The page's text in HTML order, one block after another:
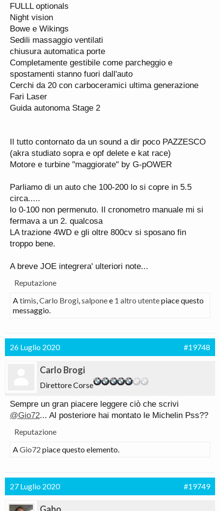
FULLL optionals
Night vision
Bowe e Wikings
Sedili massaggio ventilati
chiusura automatica porte
Completamente gestibile come parcheggio e
spostamenti stanno fuori dall'auto
Cerchi da 20 con carboceramici ultima generazione
Fari Laser
Guida autonoma Stage 2
Il tutto contornato da un sound a dir poco PAZZESCO
(akra studiato sopra e opf delete e kat race)
Motore e turbine "maggiorate" by G-pOWER
Parliamo di un auto che 100-200 lo si copre in 5.5
circa.....
lo 0-100 non permenuto. Il cronometro manuale mi si
fermava a un 2. qualcosa
LA trazione 4WD e gli oltre 800cv si sposano fin
troppo bene.
A breve JOE integrera' ulteriori note...
Reputazione
Atimis,Carlo Brogi,salponee 1 altro utentepiace questo
messaggio.
26 Luglio 2020 #19748
Carlo Brogi
Direttore Corse
Sempre un gran piacere leggere ciò che scrivi
@Gio72... Al posteriore hai montato le Michelin Pss??
Reputazione
AGio72 piace questo elemento.
27 Luglio 2020 #19749